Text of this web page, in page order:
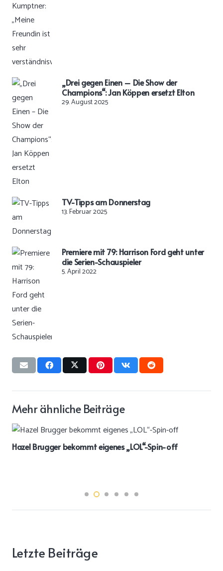
„Drei gegen Einen – Die Show der
Champions“: Jan Köppen ersetzt Elton
29. August 2025
TV-Tipps am Donnerstag
13. Februar 2025
Premiere mit 79: Harrison Ford geht unter
die Serien-Schauspieler
5. April 2022
Mehr ähnliche Beiträge
Hazel Brugger bekommt eigenes „LOL“-Spin-off
Letzte Beiträge